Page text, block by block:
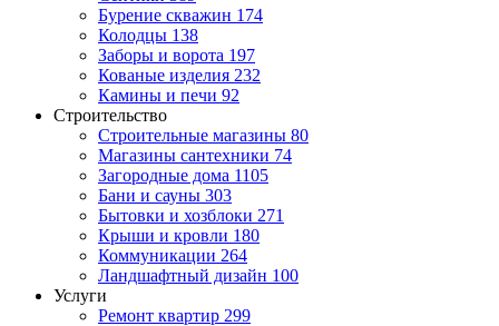
Бурение скважин 174
Колодцы 138
Заборы и ворота 197
Кованые изделия 232
Камины и печи 92
Строительство
Строительные магазины 80
Магазины сантехники 74
Загородные дома 1105
Бани и сауны 303
Бытовки и хозблоки 271
Крыши и кровли 180
Коммуникации 264
Ландшафтный дизайн 100
Услуги
Ремонт квартир 299